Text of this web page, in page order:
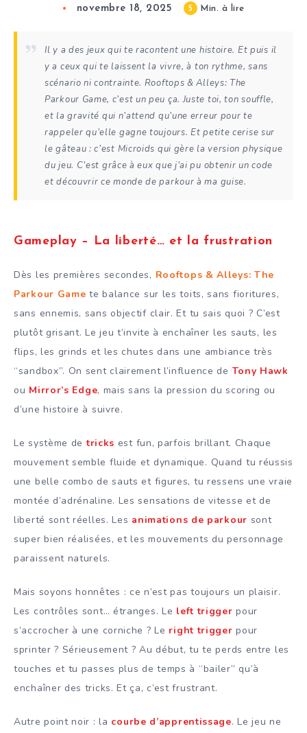
novembre 18, 2025 5 Min. à lire
Il y a des jeux qui te racontent une histoire. Et puis il
y a ceux qui te laissent la vivre, à ton rythme, sans
scénario ni contrainte. Rooftops & Alleys: The
Parkour Game, c’est un peu ça. Juste toi, ton souffle,
et la gravité qui n’attend qu’une erreur pour te
rappeler qu’elle gagne toujours. Et petite cerise sur
le gâteau : c’est Microids qui gère la version physique
du jeu. C’est grâce à eux que j’ai pu obtenir un code
et découvrir ce monde de parkour à ma guise.
Gameplay – La liberté… et la frustration
Dès les premières secondes, Rooftops & Alleys: The
Parkour Game te balance sur les toits, sans fioritures,
sans ennemis, sans objectif clair. Et tu sais quoi ? C’est
plutôt grisant. Le jeu t’invite à enchaîner les sauts, les
flips, les grinds et les chutes dans une ambiance très
“sandbox”. On sent clairement l’influence de Tony Hawk
ou Mirror’s Edge, mais sans la pression du scoring ou
d’une histoire à suivre.
Le système detricks est fun, parfois brillant. Chaque
mouvement semble fluide et dynamique. Quand tu réussis
une belle combo de sauts et figures, tu ressens une vraie
montée d’adrénaline. Les sensations de vitesse et de
liberté sont réelles. Les animations de parkour sont
super bien réalisées, et les mouvements du personnage
paraissent naturels.
Mais soyons honnêtes : ce n’est pas toujours un plaisir.
Les contrôles sont… étranges. Le left trigger pour
s’accrocher à une corniche ? Le right trigger pour
sprinter ? Sérieusement ? Au début, tu te perds entre les
touches et tu passes plus de temps à “bailer” qu’à
enchaîner des tricks. Et ça, c’est frustrant.
Autre point noir : la courbe d’apprentissage. Le jeu ne